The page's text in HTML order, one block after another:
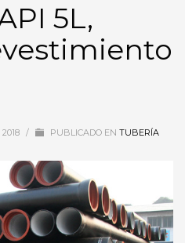
5L,
/ PUBLICADO EN TUBERÍA